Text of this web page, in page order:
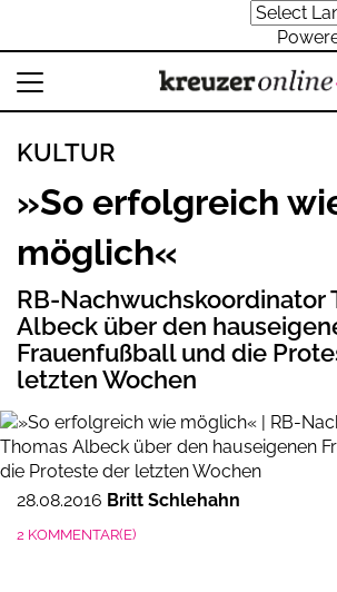
KULTUR
»So erfolgreich
möglich«
RB-Nachwuchskoordinator
Albeck über den
Frauenfußball und die
letzten Wochen
28.08.2016 Britt Schlehahn
2 KOMMENTAR(E)